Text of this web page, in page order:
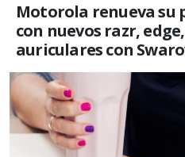
Motorola renueva
con nuevos razr,
auriculares con